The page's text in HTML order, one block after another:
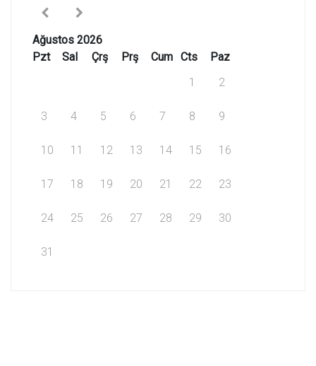
Ağustos 2026
Pzt
Sal Çrş Prş Cum Cts
Paz
1
2
3 4 5 6 7 8 9
10 11 12 13 14 15 16
17 18 19 20 21 22 23
24 25 26 27 28 29 30
31